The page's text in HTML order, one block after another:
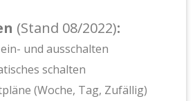
(Stand 08/2022):
und ausschalten
schalten
(Woche, Tag, Zufällig)